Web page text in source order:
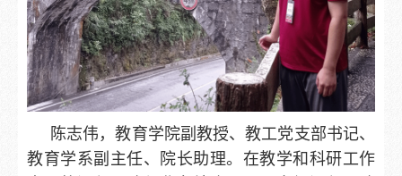
陈志伟，教育学院副教授、教工党支部书记、
教育学系副主任、院长助理。在教学和科研工作